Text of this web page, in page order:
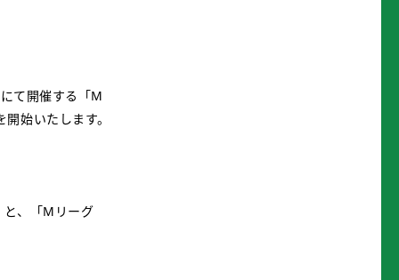
て開催する「M
始いたします。
と、「Mリーグ